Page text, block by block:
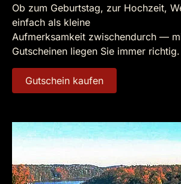
Ob zum Geburtstag, zur Hochzeit,
einfach als kleine
Aufmerksamkeit zwischendurch —
Gutscheinen liegen Sie immer richtig.
Gutschein kaufen